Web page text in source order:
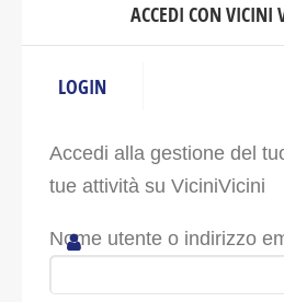
ACCEDI CON VICINI
LOGIN
Accedi alla gestione del
tue attività su ViciniVicini
Nome utente o indirizzo